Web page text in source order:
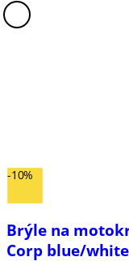
-10%
Brýle na
Corp blue/